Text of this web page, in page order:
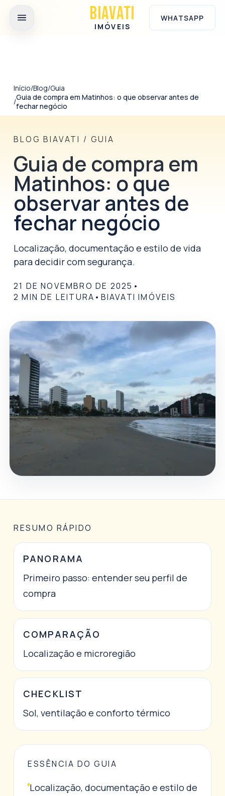
Ir para o conteúdo principal
BIAVATI
IMÓVEIS
WHATSAPP
Início/Blog/Guia
/Guia de compra em Matinhos: o que observar antes de
fechar negócio
BLOG BIAVATI / GUIA
Guia de compra em
Matinhos: o que
observar antes de
fechar negócio
Localização, documentação e estilo de vida
para decidir com segurança.
21 DE NOVEMBRO DE 2025 •
2 MIN DE LEITURA • BIAVATI IMÓVEIS
RESUMO RÁPIDO
PANORAMA
Primeiro passo: entender seu perfil de
compra
COMPARAÇÃO
Localização e microregião
CHECKLIST
Sol, ventilação e conforto térmico
ESSÊNCIA DO GUIA
Localização, documentação e estilo de